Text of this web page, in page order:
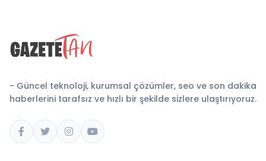
- Güncel teknoloji, kurumsal çözümler, seo ve son dakika
haberlerini tarafsız ve hızlı bir şekilde sizlere ulaştırıyoruz.